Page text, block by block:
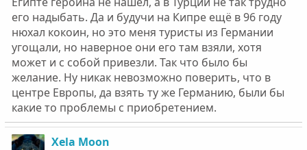
его надыбать. Да и будучи на Кипре ещё в 96 году
нюхал кокоин, но это меня туристы из Германии
угощали, но наверное они его там взяли, хотя
может и с собой привезли. Так что было бы
желание. Ну никак невозможно поверить, что в
центре Европы, да взять ту же Германию, были бы
какие то проблемы с приобретением.
Xela Moon